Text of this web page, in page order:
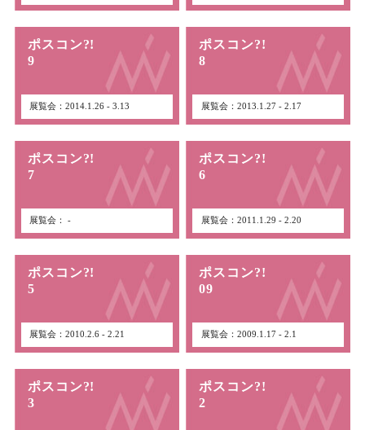
ポスコン?!
9
展覧会：2014.1.26 - 3.13
ポスコン?!
8
展覧会：2013.1.27 - 2.17
ポスコン?!
7
展覧会： -
ポスコン?!
6
展覧会：2011.1.29 - 2.20
ポスコン?!
5
展覧会：2010.2.6 - 2.21
ポスコン?!
09
展覧会：2009.1.17 - 2.1
ポスコン?!
3
ポスコン?!
2